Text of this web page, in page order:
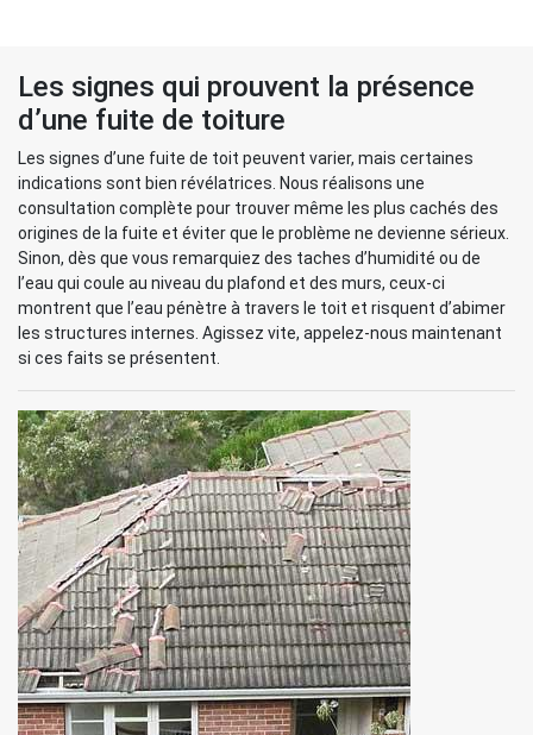
Les signes qui prouvent la présence
d’une fuite de toiture
Les signes d’une fuite de toit peuvent varier, mais certaines
indications sont bien révélatrices. Nous réalisons une
consultation complète pour trouver même les plus cachés des
origines de la fuite et éviter que le problème ne devienne sérieux.
Sinon, dès que vous remarquiez des taches d’humidité ou de
l’eau qui coule au niveau du plafond et des murs, ceux-ci
montrent que l’eau pénètre à travers le toit et risquent d’abimer
les structures internes. Agissez vite, appelez-nous maintenant
si ces faits se présentent.